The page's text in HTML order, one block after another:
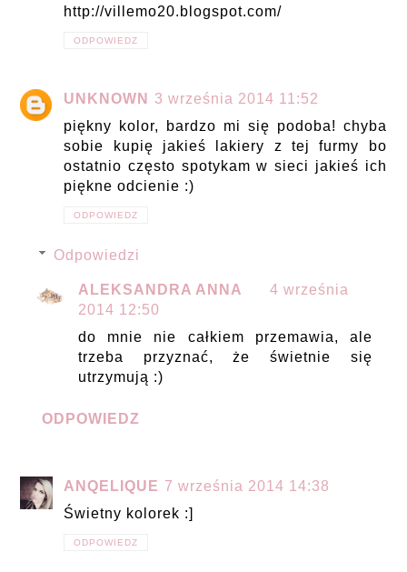
http://villemo20.blogspot.com/
ODPOWIEDZ
UNKNOWN
3 września 2014 11:52
piękny kolor, bardzo mi się podoba! chyba
sobie kupię jakieś lakiery z tej furmy bo
ostatnio często spotykam w sieci jakieś ich
piękne odcienie :)
ODPOWIEDZ
Odpowiedzi
ALEKSANDRA ANNA
4 września
2014 12:50
do mnie nie całkiem przemawia, ale
trzeba przyznać, że świetnie się
utrzymują :)
ODPOWIEDZ
ANQELIQUE 7 września 2014 14:38
Świetny kolorek :]
ODPOWIEDZ